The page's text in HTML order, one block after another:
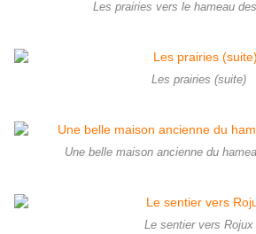
Les prairies vers le hameau
Les prairies (suite)
Une belle maison ancienne du
Le sentier vers Rojux